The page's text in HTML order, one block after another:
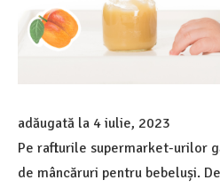
adăugată la 4 iulie, 2023
Pe rafturile supermarket-urilor
de mâncăruri pentru bebeluși.